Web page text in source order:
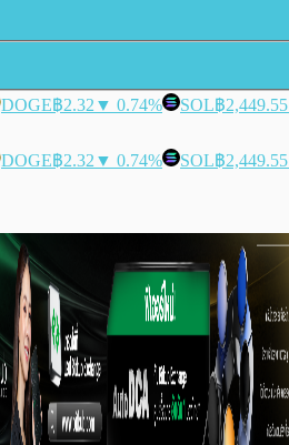
DOGE฿2.32 ▼ 0.74% SOL฿2,449.55
DOGE฿2.32 ▼ 0.74% SOL฿2,449.55